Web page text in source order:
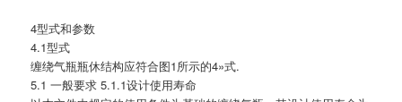
4型式和参数
4.1型式
缠绕气瓶瓶休结构应符合图1所示的4»式.
5.1 一般要求 5.1.1设计使用寿命